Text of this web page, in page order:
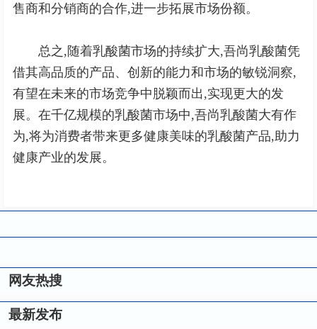
售商和分销商的合作,进一步拓展市场份额。
总之,随着乳酸菌市场的持续扩大,吾尚乳酸菌凭
借其高品质的产品、创新的能力和市场的敏锐洞察,
有望在未来的市场竞争中脱颖而出,实现更大的发
展。在千亿规模的乳酸菌市场中,吾尚乳酸菌大有作
为,将为消费者带来更多健康美味的乳酸菌产品,助力
健康产业的发展。
网友热搜
最新发布